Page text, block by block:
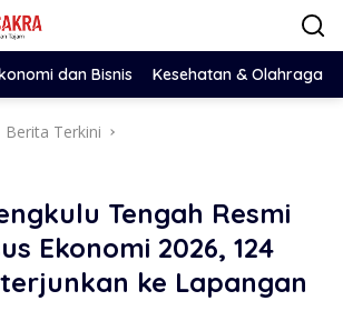
dan Bisnis Kesehatan & Olahraga
Berita Terkini
Tengah Resmi
Ekonomi 2026, 124
ke Lapangan